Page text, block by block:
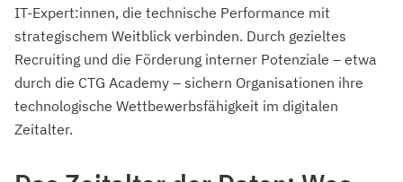
IT-Expert:innen, die technische Performance mit
strategischem Weitblick verbinden. Durch gezieltes
Recruiting und die Förderung interner Potenziale – etwa
durch die CTG Academy – sichern Organisationen ihre
technologische Wettbewerbsfähigkeit im digitalen
Zeitalter.